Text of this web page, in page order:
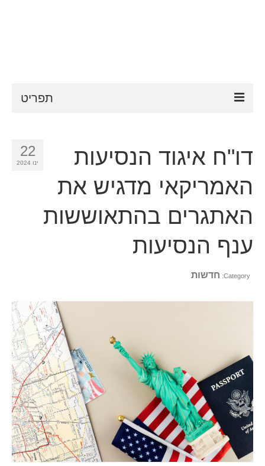
תפריט
דרישות ESTA
FAQ
עֶזרָה
חדשות
איש קשר
טופס בקשה
קרוטאית
Čeština
(צ'כית)
Dansk
(דנית)
Nederlands
( הולנדית)
English
(אנגלית)
22
ינו 2024
דו"ח איגוד הנסיעות
האמריקאי מדגיש את
האתגרים בהתאוששות
ענף הנסיעות
Category: חדשות